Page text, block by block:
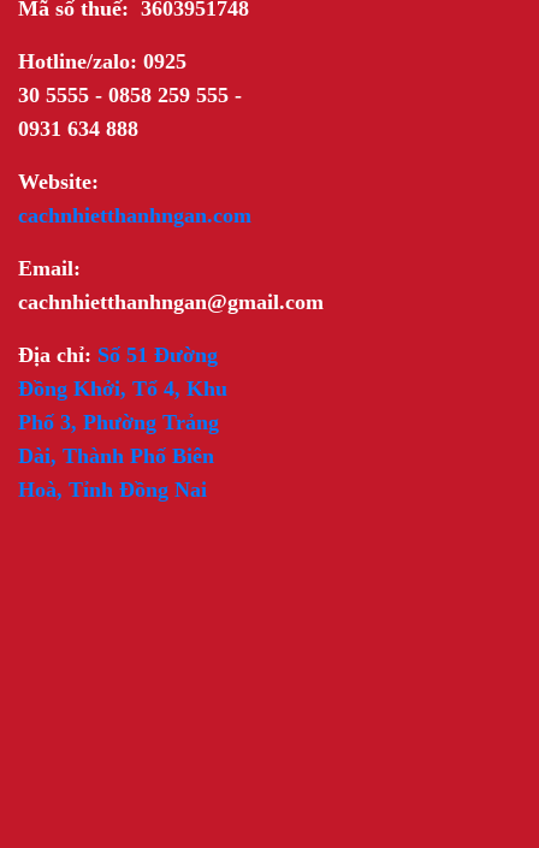
Mã số thuế: 3603951748
Hotline/zalo: 0925
30 5555 - 0858 259 555 -
0931 634 888
Website:
cachnhietthanhngan.com
Email:
cachnhietthanhngan@gmail.com
Địa chỉ: Số 51 Đường
Đồng Khởi, Tổ 4, Khu
Phố 3, Phường Trảng
Dài, Thành Phố Biên
Hoà, Tỉnh Đồng Nai